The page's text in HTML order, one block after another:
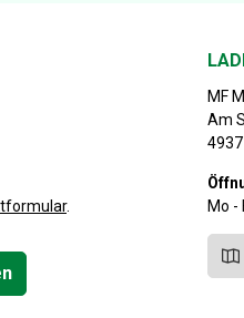
.
MF
Am
Mo -